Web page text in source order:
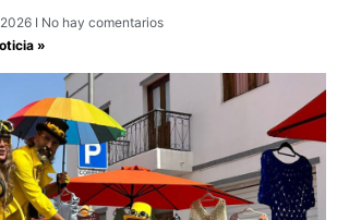
No hay comentarios
»